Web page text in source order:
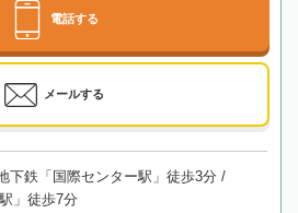
電話する
メールする
下鉄「国際センター駅」徒歩3分 /
」徒歩7分